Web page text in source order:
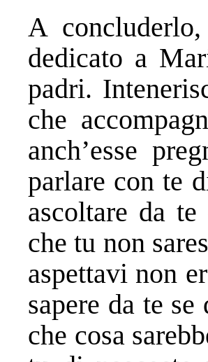
A
dedicato a
padri.
che
anch’esse
parlare con te
ascoltare da
che tu non
aspettavi non
sapere da te
che cosa